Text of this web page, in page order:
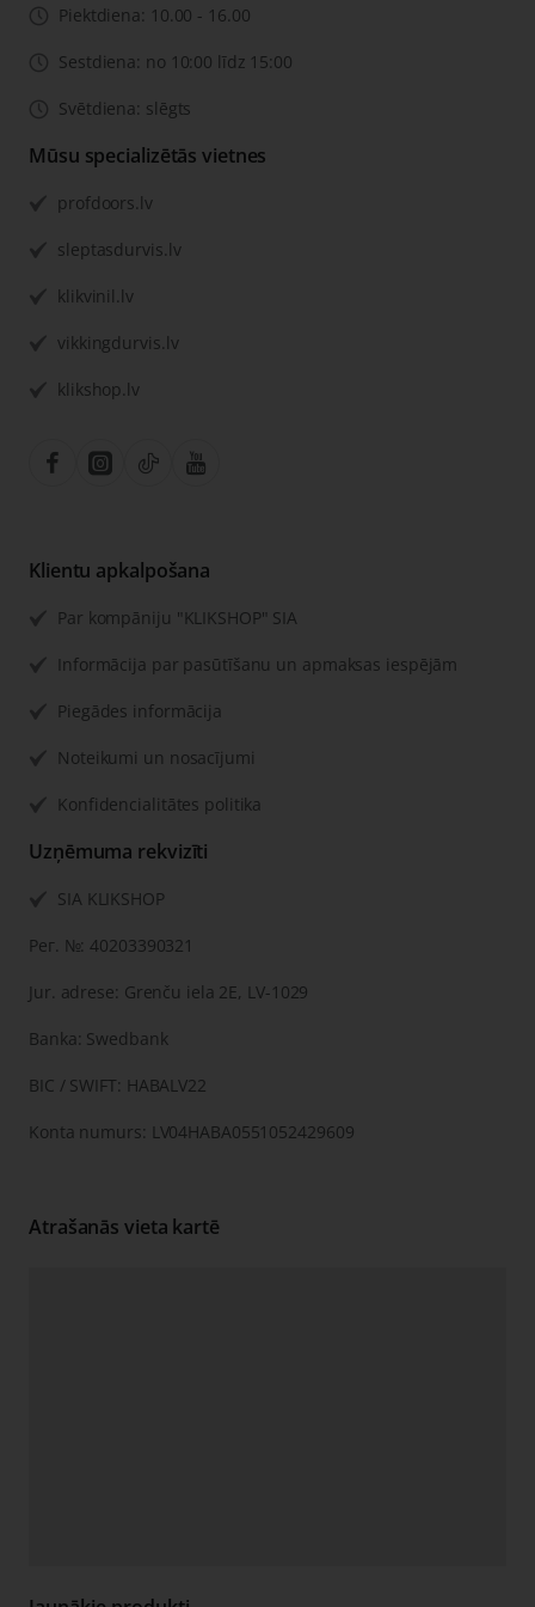
Piektdiena: 10.00 - 16.00
Sestdiena: no 10:00 līdz 15:00
Svētdiena: slēgts
Mūsu specializētās vietnes
profdoors.lv
sleptasdurvis.lv
klikvinil.lv
vikkingdurvis.lv
klikshop.lv
Klientu apkalpošana
Par kompāniju "KLIKSHOP" SIA
Informācija par pasūtīšanu un apmaksas iespējām
Piegādes informācija
Noteikumi un nosacījumi
Konfidencialitātes politika
Uzņēmuma rekvizīti
SIA KLIKSHOP
Рег. №: 40203390321
Jur. adrese: Grenču iela 2E, LV-1029
Banka: Swedbank
BIC / SWIFT: HABALV22
Konta numurs: LV04HABA0551052429609
Atrašanās vieta kartē